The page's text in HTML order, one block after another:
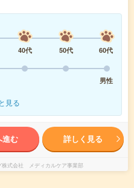
40代 50代
60代
男性
見る
進む 詳しく見る
株式会社 メディカルケア事業部